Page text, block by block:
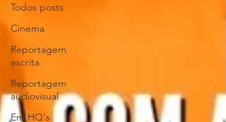
Todos posts
Cinema
Reportagem
escrita
Reportagem
audiovisual
Em HQ's